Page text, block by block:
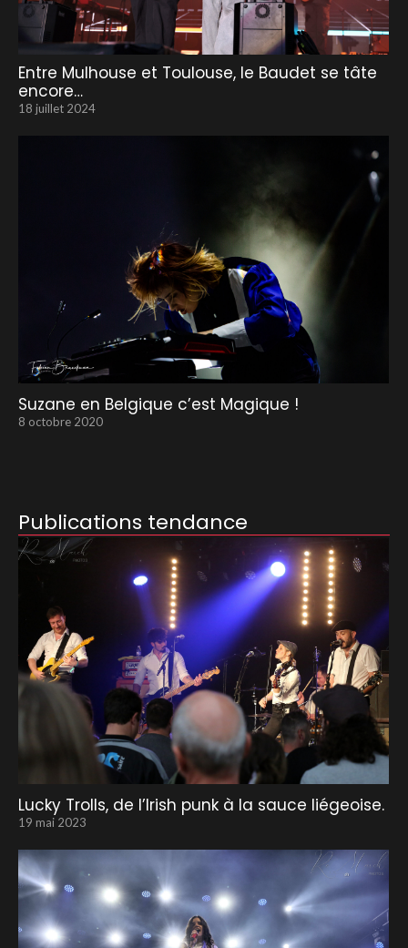
Entre Mulhouse et Toulouse, le Baudet se tâte
encore…
18 juillet 2024
Suzane en Belgique c’est Magique !
8 octobre 2020
Publications tendance
Lucky Trolls, de l’Irish punk à la sauce liégeoise.
19 mai 2023